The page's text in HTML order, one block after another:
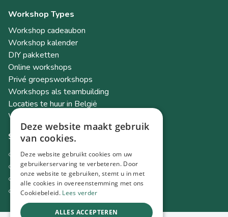
Workshop Types
Workshop cadeaubon
Workshop kalender
DIY pakketten
Online workshops
Privé groepsworkshops
Workshops als teambuilding
Locaties te huur in België
Workshop Academy
Socials
Instagram
Facebook
TikTok
LinkedIn
Deze website maakt gebruik
van cookies.
Deze website gebruikt cookies om uw
gebruikerservaring te verbeteren. Door
onze website te gebruiken, stemt u in met
alle cookies in overeenstemming met ons
Cookiebeleid. Lees verder
ALLES ACCEPTEREN